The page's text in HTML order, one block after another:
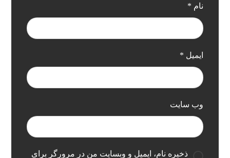
نام *
ایمیل *
وب‌ سایت
ذخیره نام، ایمیل و وبسایت من در مرورگر برای